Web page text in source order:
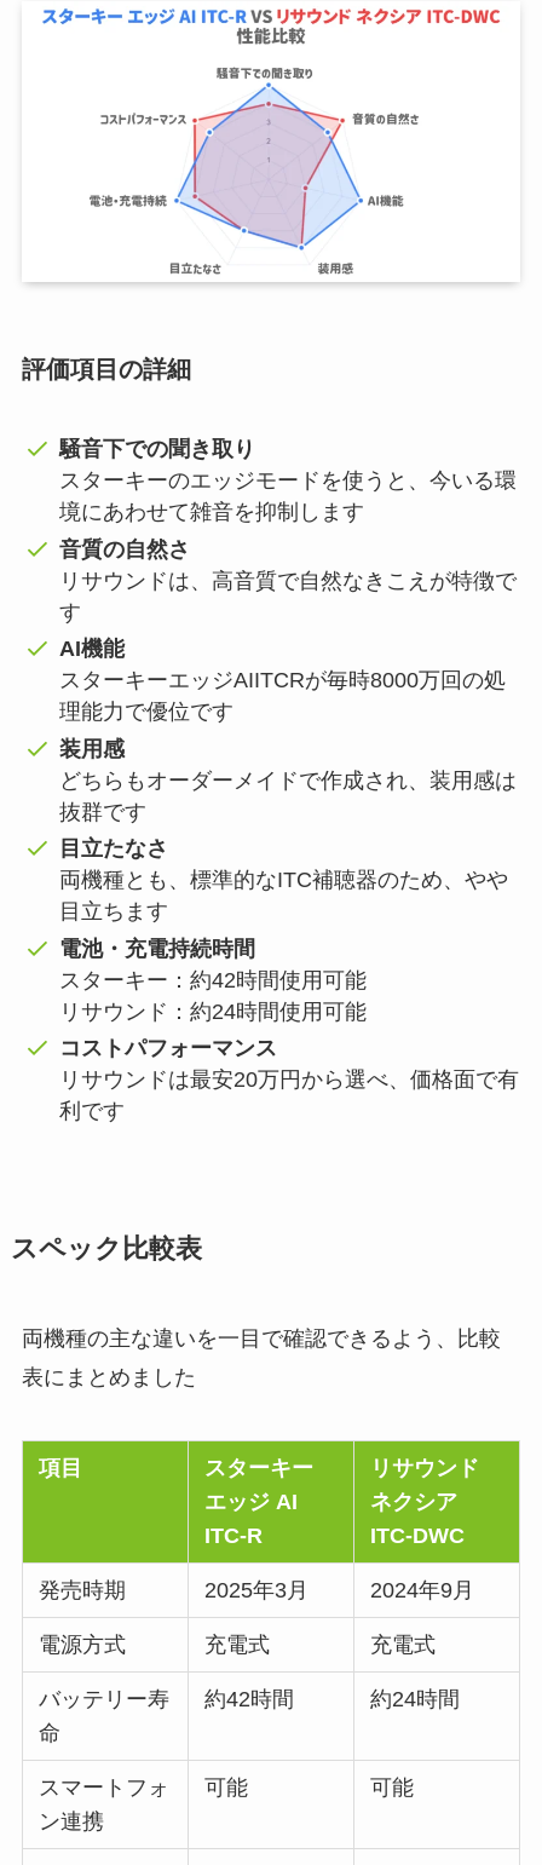
評価項目の詳細
騒音下での聞き取り
スターキーのエッジモードを使うと、今いる環
境にあわせて雑音を抑制します
音質の自然さ
リサウンドは、高音質で自然なきこえが特徴で
す
AI機能
スターキーエッジAIITCRが毎時8000万回の処
理能力で優位です
装用感
どちらもオーダーメイドで作成され、装用感は
抜群です
目立たなさ
両機種とも、標準的なITC補聴器のため、やや
目立ちます
電池・充電持続時間
スターキー：約42時間使用可能
リサウンド：約24時間使用可能
コストパフォーマンス
リサウンドは最安20万円から選べ、価格面で有
利です
スペック比較表
両機種の主な違いを一目で確認できるよう、比較
表にまとめました
項目
スターキー
エッジ AI
ITC-R
リサウンド
ネクシア
ITC-DWC
発売時期 2025年3月 2024年9月
電源方式 充電式 充電式
バッテリー寿
命
約42時間 約24時間
スマートフォ
ン連携
可能 可能